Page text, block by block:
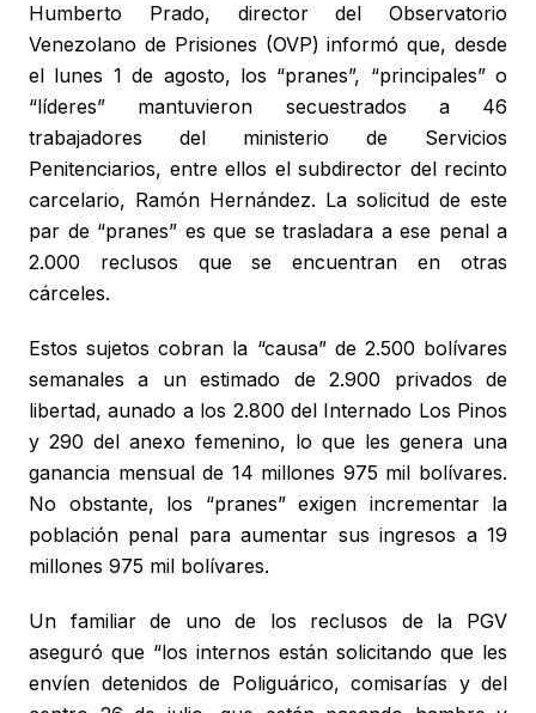
Humberto Prado, director del Observatorio
Venezolano de Prisiones (OVP) informó que, desde
el lunes 1 de agosto, los “pranes”, “principales” o
“líderes” mantuvieron secuestrados a 46
trabajadores del ministerio de Servicios
Penitenciarios, entre ellos el subdirector del recinto
carcelario, Ramón Hernández. La solicitud de este
par de “pranes” es que se trasladara a ese penal a
2.000 reclusos que se encuentran en otras
cárceles.
Estos sujetos cobran la “causa” de 2.500 bolívares
semanales a un estimado de 2.900 privados de
libertad, aunado a los 2.800 del Internado Los Pinos
y 290 del anexo femenino, lo que les genera una
ganancia mensual de 14 millones 975 mil bolívares.
No obstante, los “pranes” exigen incrementar la
población penal para aumentar sus ingresos a 19
millones 975 mil bolívares.
Un familiar de uno de los reclusos de la PGV
aseguró que “los internos están solicitando que les
envíen detenidos de Poliguárico, comisarías y del